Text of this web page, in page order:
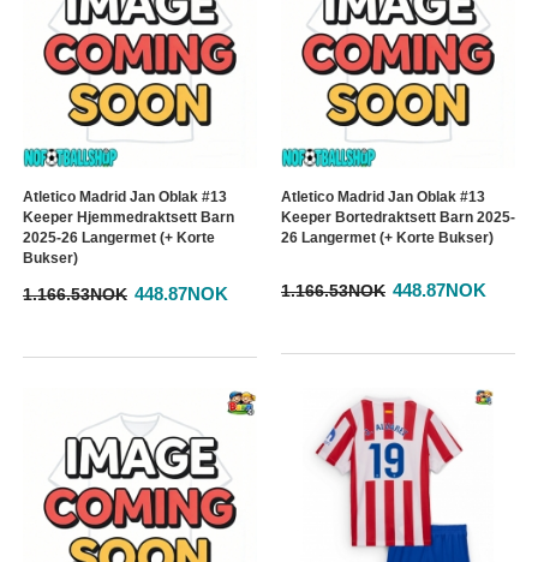
Atletico Madrid Jan Oblak #13
Keeper Hjemmedraktsett Barn
2025-26 Langermet (+ Korte
Bukser)
1.166.53NOK 448.87NOK
Atletico Madrid Jan Oblak #13
Keeper Bortedraktsett Barn 2025-
26 Langermet (+ Korte Bukser)
1.166.53NOK 448.87NOK